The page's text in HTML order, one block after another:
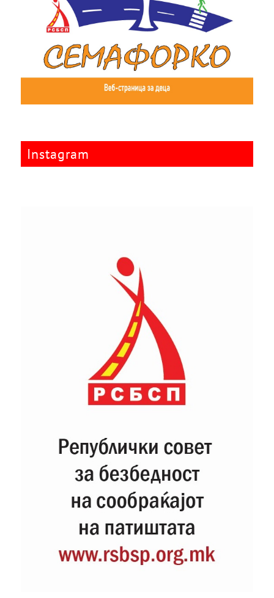
Instagram